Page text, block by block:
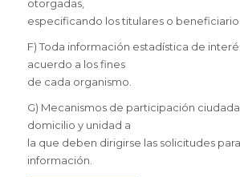
otorgadas,
especificando los titulares o
F) Toda información estadística de
acuerdo a los fines
de cada organismo.
G) Mecanismos de participación
domicilio y unidad a
la que deben dirigirse las solicitudes
información.